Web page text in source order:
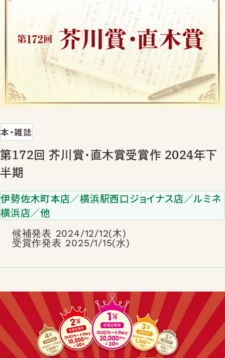
本・雑誌
第172回 芥川賞･直木賞受賞作 2024年下
半期
伊勢佐木町本店／横浜駅西口ジョイナス店／ルミネ
横浜店／他
候補発表 2024/12/12(木)
受賞作発表 2025/1/15(水)